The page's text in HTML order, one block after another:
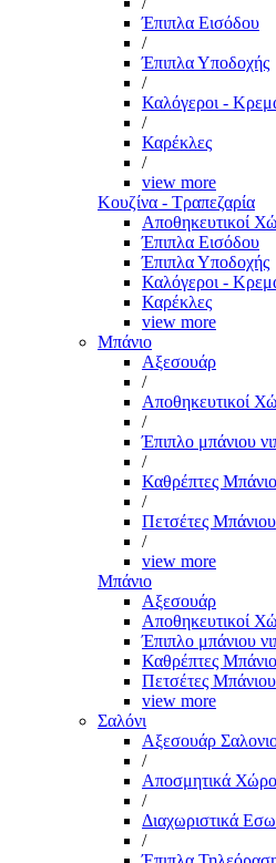
Έπιπλα Εισόδου
/
Έπιπλα Υποδοχής
/
Καλόγεροι -
/
Καρέκλες
/
view more
Κουζίνα - Τραπεζαρία
Αποθηκευτικοί
Έπιπλα Εισόδου
Έπιπλα Υποδοχής
Καλόγεροι -
Καρέκλες
view more
Μπάνιο
Αξεσουάρ
/
Αποθηκευτικοί
/
Έπιπλο μπάνιου
/
Καθρέπτες
/
Πετσέτες Μπάνιου
/
view more
Μπάνιο
Αξεσουάρ
Αποθηκευτικοί
Έπιπλο μπάνιου
Καθρέπτες
Πετσέτες Μπάνιου
view more
Σαλόνι
Αξεσουάρ
/
Αποσμητικά
/
Διαχωριστικά
/